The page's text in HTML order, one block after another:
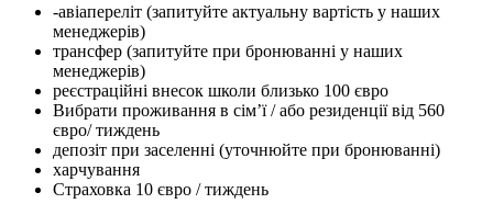
-авіапереліт (запитуйте актуальну вартість у наших
менеджерів)
трансфер (запитуйте при бронюванні у наших
менеджерів)
реєстраційні внесок школи близько 100 євро
Вибрати проживання в сім’ї / або резиденції від 560
євро/ тиждень
депозіт при заселенні (уточнюйте при бронюванні)
харчування
Страховка 10 євро / тиждень